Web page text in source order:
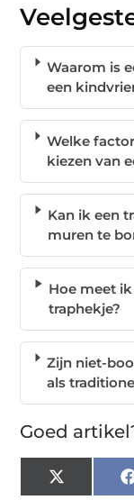
Waarom is
een
Welke
kiezen van
Kan ik een
muren te
Hoe meet
traphekje?
Zijn niet-
als
Goed
X
(Twitter)